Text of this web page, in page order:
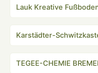
Lauk Kreative
Karstädter-
TEGEE-CHEMIE